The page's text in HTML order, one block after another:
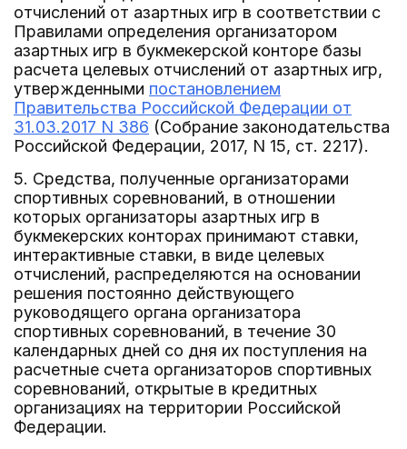
отчислений от азартных игр в соответствии с
Правилами определения организатором
азартных игр в букмекерской конторе базы
расчета целевых отчислений от азартных игр,
утвержденными постановлением
Правительства Российской Федерации от
31.03.2017 N 386 (Собрание законодательства
Российской Федерации, 2017, N 15, ст. 2217).
5. Средства, полученные организаторами
спортивных соревнований, в отношении
которых организаторы азартных игр в
букмекерских конторах принимают ставки,
интерактивные ставки, в виде целевых
отчислений, распределяются на основании
решения постоянно действующего
руководящего органа организатора
спортивных соревнований, в течение 30
календарных дней со дня их поступления на
расчетные счета организаторов спортивных
соревнований, открытые в кредитных
организациях на территории Российской
Федерации.